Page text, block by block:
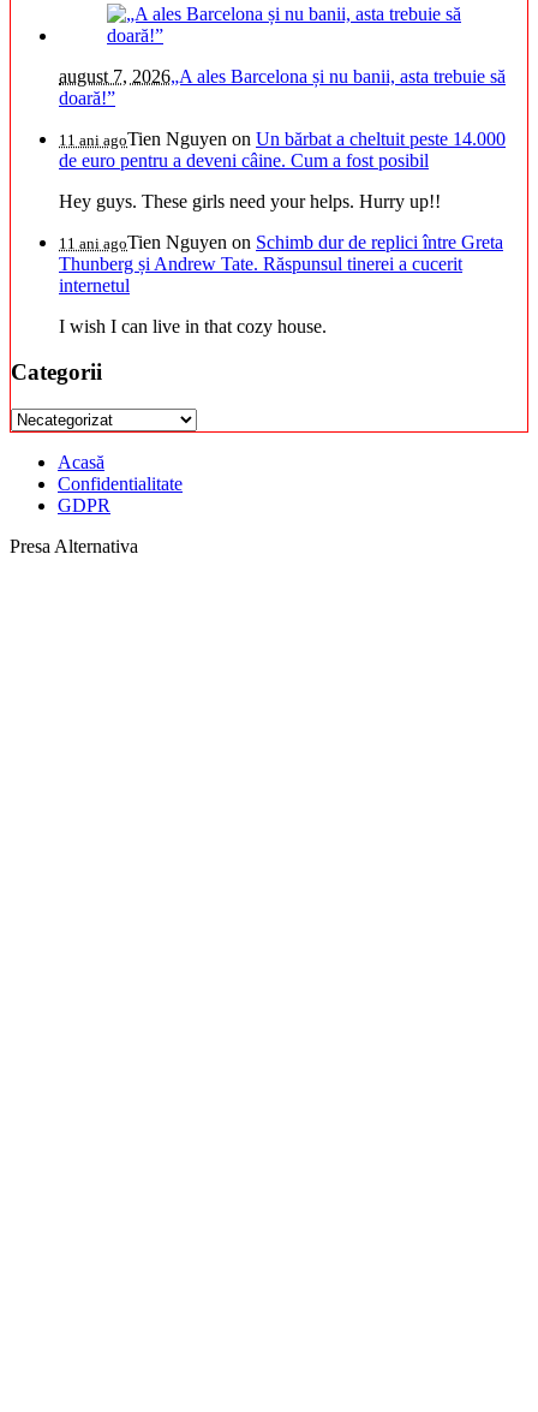
august 7, 2026„A ales Barcelona și nu banii, asta trebuie să
doară!”
11 ani agoTien Nguyen on Un bărbat a cheltuit peste 14.000
de euro pentru a deveni câine. Cum a fost posibil
Hey guys. These girls need your helps. Hurry up!!
11 ani agoTien Nguyen on Schimb dur de replici între Greta
Thunberg și Andrew Tate. Răspunsul tinerei a cucerit
internetul
I wish I can live in that cozy house.
Categorii
Categorii
Acasă
Confidentialitate
GDPR
Presa Alternativa